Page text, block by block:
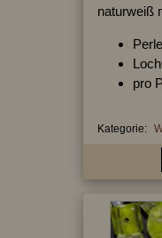
naturweiß
pro
Kategorie: